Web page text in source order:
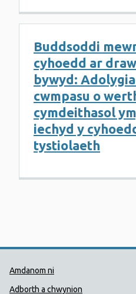
Buddsoddi
cyhoedd ar
bywyd:
cwmpasu o
cymdeithasol
iechyd y
tystiolaeth
Dolenni
Amdanom ni
Adborth a chwynion